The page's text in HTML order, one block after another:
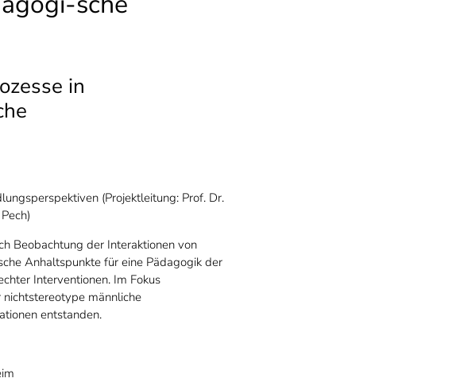
in
(Projektleitung: Prof. Dr.
Beobachtung der Interaktionen von
Anhaltspunkte für eine Pädagogik der
Interventionen. Im Fokus
männliche
entstanden.